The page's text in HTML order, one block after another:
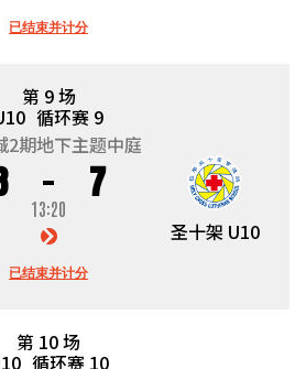
已结束并计分
第 9 场
循环赛 9
2期地下主题中庭
7
13:20
已结束并计分
圣十架 U10
第 10 场
循环赛 10